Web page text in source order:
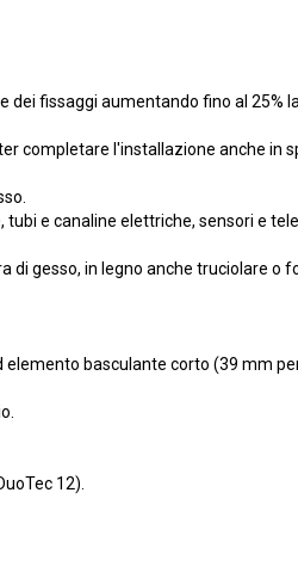
fissaggi aumentando fino al 25%
completare l'installazione anche in
e canaline elettriche, sensori e
di gesso, in legno anche truciolare o
elemento basculante corto (39 mm
12).